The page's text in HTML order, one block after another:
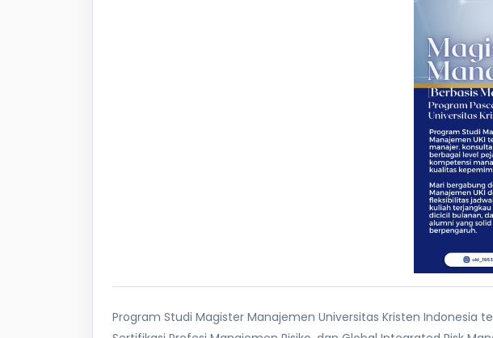
Program Studi Magister Manajemen Universitas Kristen Indonesia